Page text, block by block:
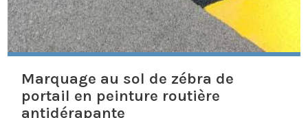
Marquage au sol de zébra de
portail en peinture routière
antidérapante